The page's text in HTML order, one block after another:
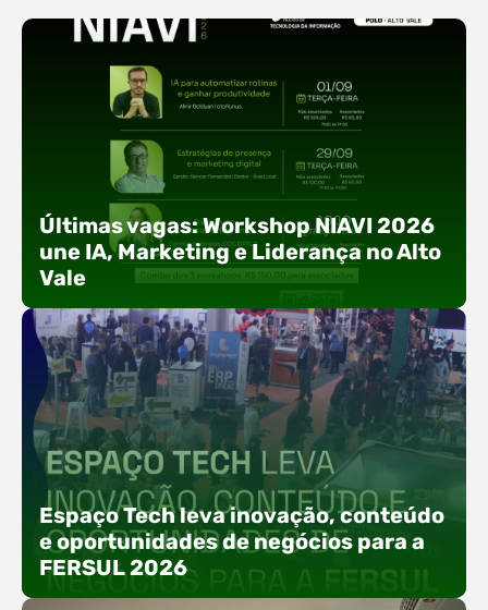
Últimas vagas: Workshop NIAVI 2026
une IA, Marketing e Liderança no Alto
Vale
Com o objetivo de impulsionar a produtividade, a
presença digital e a gestão nas empresas do
Alto Vale, o Núcleo de Tecnologia da Informação
(NIAVI), Polo ACATE-ACIRS, realiza a edição
2026 do Workshop NIAVI. O evento foi
Espaço Tech leva inovação, conteúdo
e oportunidades de negócios para a
FERSUL 2026